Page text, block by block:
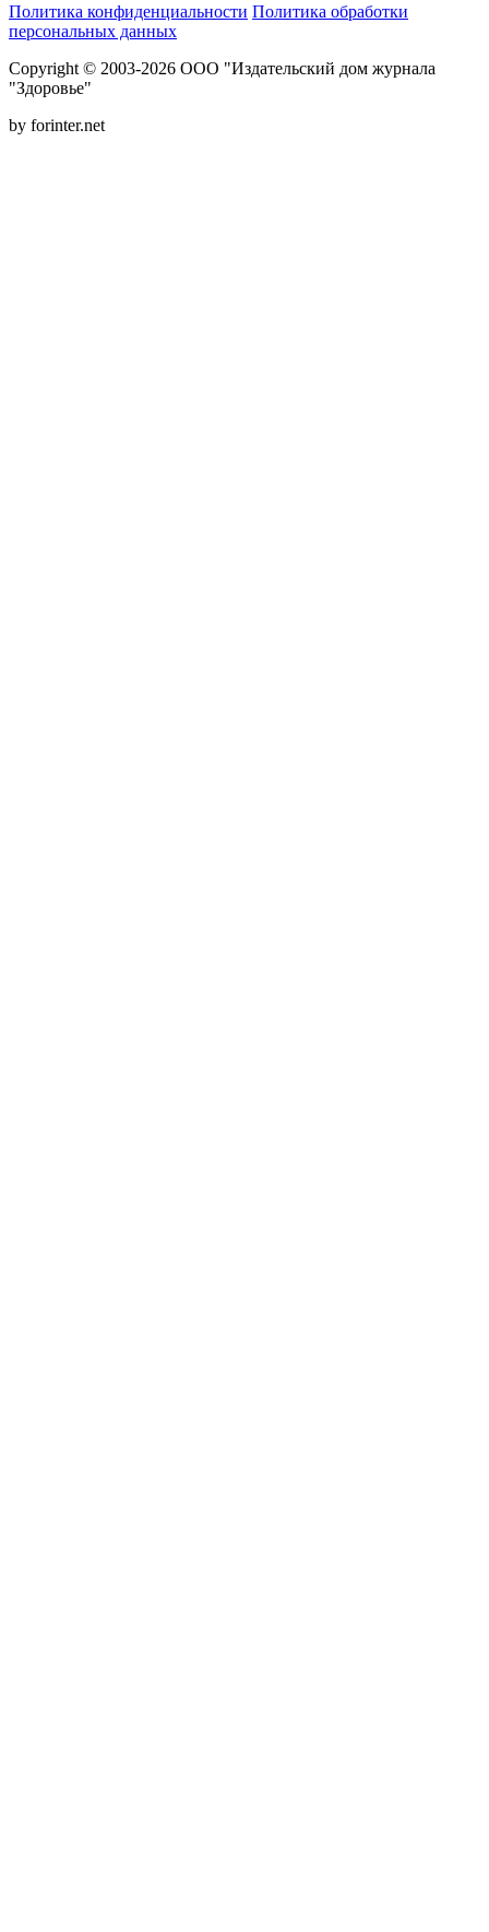
Политика конфиденциальности Политика обработки
персональных данных
Copyright © 2003-2026 ООО "Издательский дом журнала
"Здоровье"
by forinter.net